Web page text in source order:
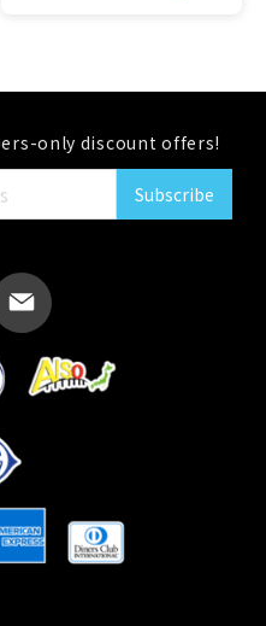
only discount offers!
Subscribe